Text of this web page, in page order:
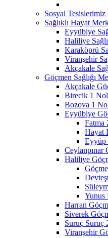
Sosyal Tesislerimiz
Sağlıklı Hayat
Eyyübiye
Haliliye
Karaköprü
Viranşehir
Akçakale
Göçmen Sağlığı
Akçakale
Birecik 1
Bozova 1
Eyyübiye
Fatma
Hayat
Eyyüp
Ceylanpınar
Haliliye
Yunus
Harran
Siverek
Suruç Suruç
Viranşehir